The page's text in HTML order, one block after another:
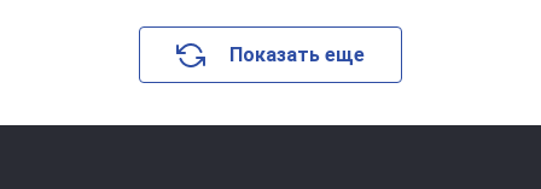
Показать еще